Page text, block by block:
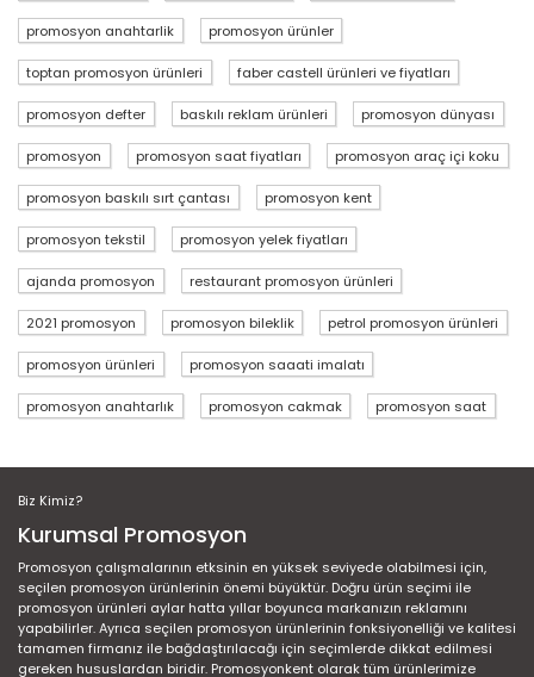
promosyon anahtarlik promosyon ürünler
toptan promosyon ürünleri faber castell ürünleri ve fiyatları
promosyon defter baskılı reklam ürünleri promosyon dünyası
promosyon promosyon saat fiyatları promosyon araç içi koku
promosyon baskılı sırt çantası promosyon kent
promosyon tekstil promosyon yelek fiyatları
ajanda promosyon restaurant promosyon ürünleri
2021 promosyon promosyon bileklik petrol promosyon ürünleri
promosyon ürünleri promosyon saaati imalatı
promosyon anahtarlık promosyon cakmak promosyon saat
Biz Kimiz?
Kurumsal Promosyon
Promosyon çalışmalarının etksinin en yüksek seviyede olabilmesi için,
seçilen promosyon ürünlerinin önemi büyüktür. Doğru ürün seçimi ile
promosyon ürünleri aylar hatta yıllar boyunca markanızın reklamını
yapabilirler. Ayrıca seçilen promosyon ürünlerinin fonksiyonelliği ve kalitesi
tamamen firmanız ile bağdaştırılacağı için seçimlerde dikkat edilmesi
gereken hususlardan biridir. Promosyonkent olarak tüm ürünlerimize